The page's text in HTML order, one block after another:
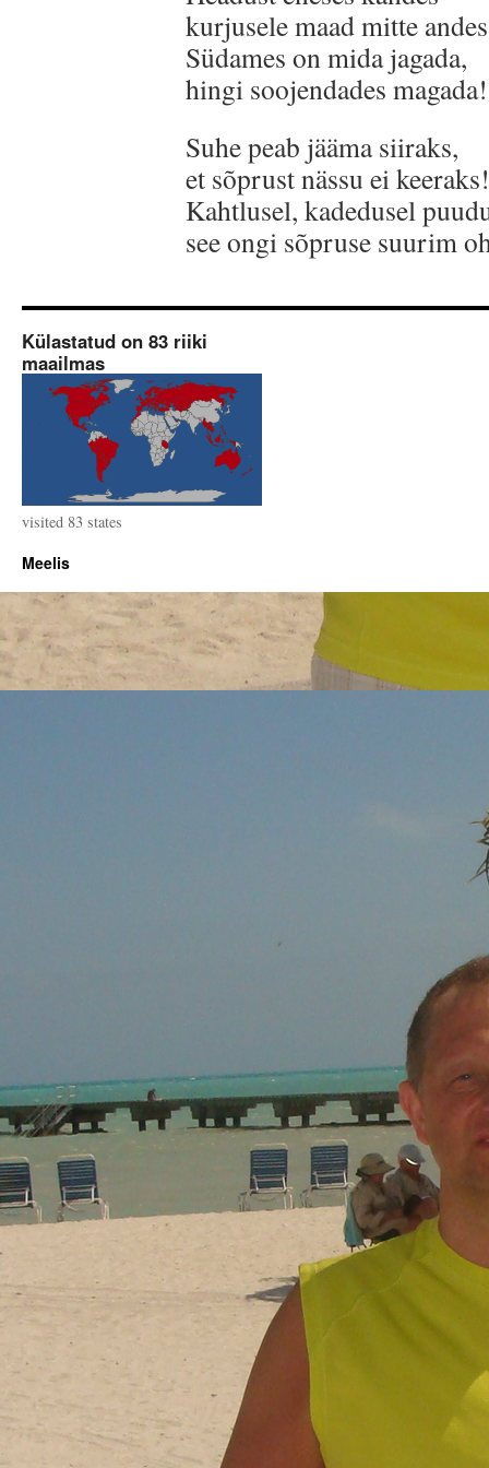
kurjusele maad mitte
Südames on mida jagada,
hingi soojendades magada!
Suhe peab jääma siiraks,
et sõprust nässu ei keeraks!
Kahtlusel, kadedusel
see ongi sõpruse suurim
Külastatud on 83 riiki
maailmas
visited 83 states
Meelis